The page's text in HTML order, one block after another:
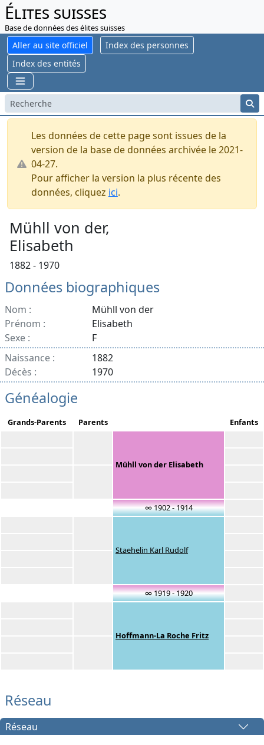
Élites suisses
Base de données des élites suisses
Aller au site officiel
Index des personnes
Index des entités
Les données de cette page sont issues de la
version de la base de données archivée le 2021-
04-27.
Pour afficher la version la plus récente des
données, cliquez ici.
Mühll von der,
Elisabeth
1882 - 1970
Données biographiques
Nom :
Mühll von der
Prénom :
Elisabeth
Sexe :
F
Naissance :
1882
Décès :
1970
Généalogie
Grands-Parents Parents Enfants
Mühll von der Elisabeth
∞ 1902 - 1914
Staehelin Karl Rudolf
∞ 1919 - 1920
Hoffmann-La Roche Fritz
Réseau
Réseau